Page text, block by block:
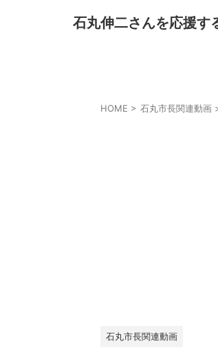
石丸伸二さんを応援す
HOME > 石丸市長関連動画
石丸市長関連動画